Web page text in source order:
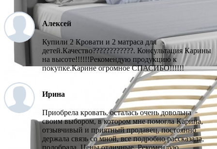
Алексей
Купили 2 Кровати и 2 матраса для
детей.Качество????????????. Консультация Карины
на высоте!!!!!!Рекомендую продукцию к
покупке.Карине огромное СПАСИБО!!!!!!
Ирина
Приобрела кровать, осталась очень довольна
своим выбором, в котором мне помогла Карина,
отзывчивый и приятный продавец, постоянно
держала связь со мной, все подробно рассказала,
подобрала. Цены отличные. Рекомендую